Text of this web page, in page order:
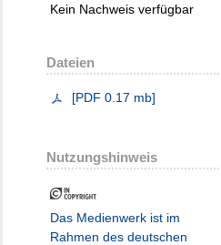
Kein Nachweis verfügbar
Dateien
[PDF 0.17 mb]
Nutzungshinweis
Das Medienwerk ist im
Rahmen des deutschen